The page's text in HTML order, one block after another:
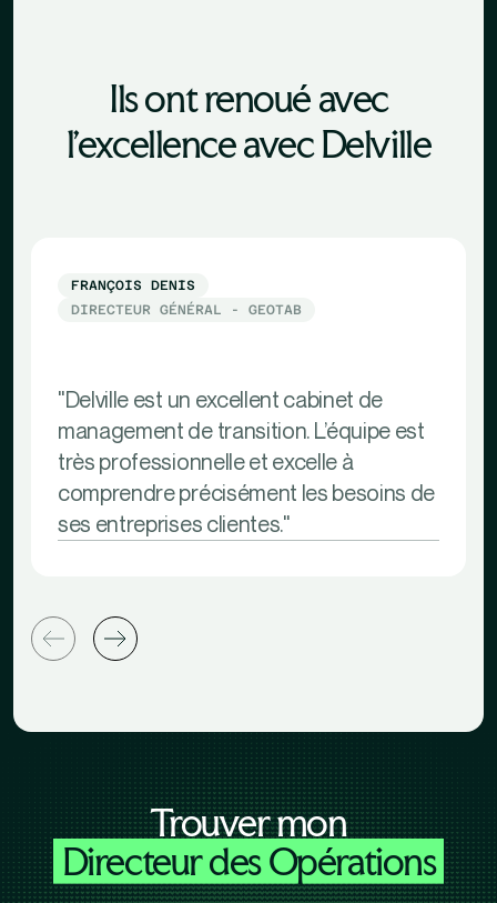
Ils ont renoué avec
l'excellence avec Delville
FRANÇOIS DENIS
DIRECTEUR GÉNÉRAL - GEOTAB
"Delville est un excellent cabinet de
management de transition. L’équipe est
très professionnelle et excelle à
comprendre précisément les besoins de
ses entreprises clientes."
Trouver mon
Directeur des Opérations